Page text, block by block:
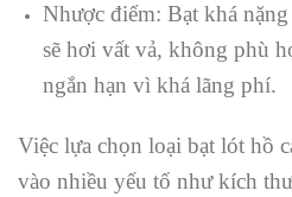
Nhược điểm: Bạt khá
sẽ hơi vất vả, không phù
ngắn hạn vì khá lãng phí.
Việc lựa chọn loại bạt lót hồ
vào nhiều yếu tố như kích